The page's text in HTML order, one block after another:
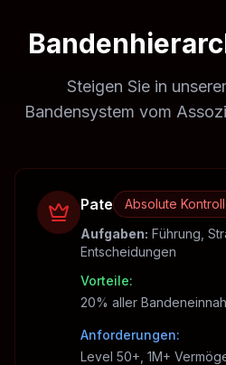
Steigen Sie in
Bandensystem vom
Pate
Absolute
Aufgaben: Führung,
Entscheidungen
Vorteile:
20% aller
Anforderungen:
Level 50+, 1M+